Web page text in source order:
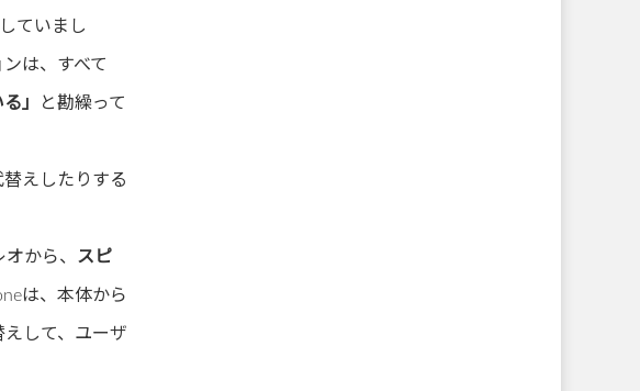
ていまし
は、すべて
」 と勘繰って
えしたりする
から、 スピ
は、本体から
して、ユーザ